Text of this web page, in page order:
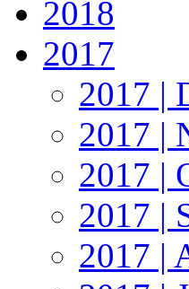
2018
2017
2017 |
2017 |
2017 |
2017 |
2017 |